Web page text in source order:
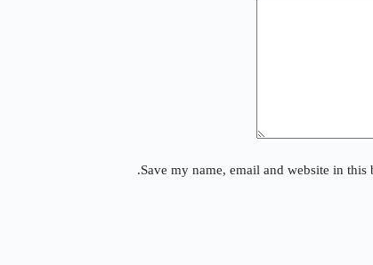
Save my name, email and website in